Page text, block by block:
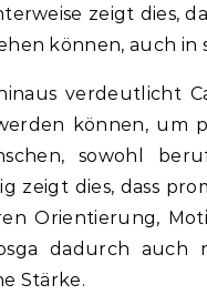
zeigt dies,
können, auch in
verdeutlicht
können, um
sowohl
zeigt dies, dass
Orientierung,
dadurch auch
Stärke.